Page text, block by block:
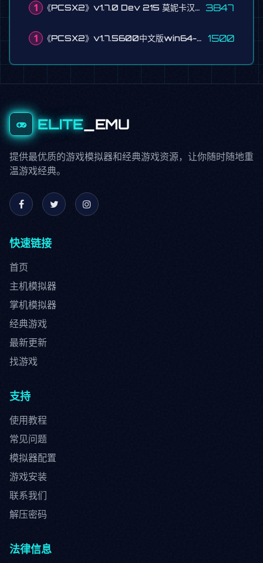
1 《PCSX2》v1.7.0 Dev 215 莫妮卡汉化版(含所有BIOS) 3847
1 《PCSX2》v1.7.5600中文版win64-Qt-含bios 1500
ELITE _EMU
提供最优质的游戏模拟器和经典游戏资源，让你随时随地重
温游戏经典。
快速链接
首页
主机模拟器
掌机模拟器
经典游戏
最新更新
找游戏
支持
使用教程
常见问题
模拟器配置
游戏安装
联系我们
解压密码
法律信息